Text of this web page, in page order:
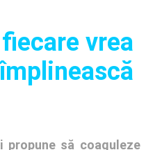
vrea
propune să coaguleze